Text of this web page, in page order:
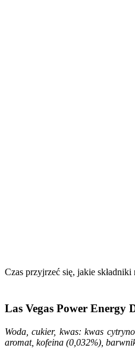
Czas przyjrzeć się, jakie
Las Vegas Power Energy
Woda, cukier, kwas: kwas
aromat, kofeina (0,032%),